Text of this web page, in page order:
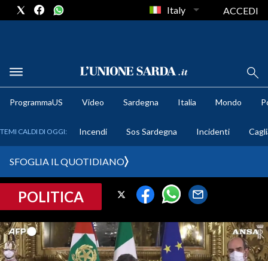
METEO
CRONACA SARDEGNA
PROVINCIA DI CAGLIARI
SULCIS IGLESIENTE
Italy ACCEDI
ProgrammaUS Video Sardegna Italia Mondo
TEMI CALDI DI OGGI: Incendi Sos Sardegna Incidenti
SFOGLIA IL QUOTIDIANO
POLITICA